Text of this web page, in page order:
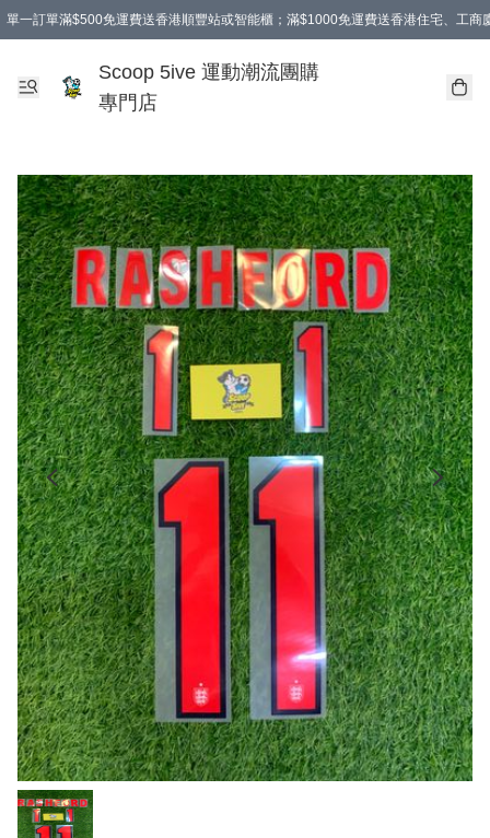
單一訂單滿$500免運費送香港順豐站或智能櫃；滿$1000免運費送香港住宅、工商
Scoop 5ive 運動潮流團購
專門店